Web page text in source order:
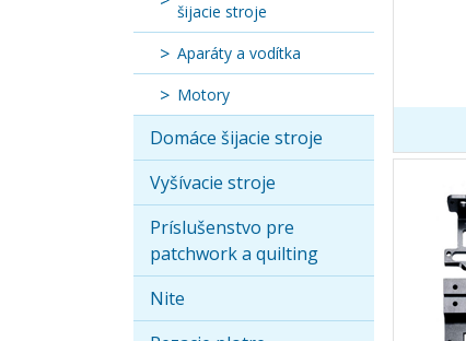
šijacie stroje
Aparáty a vodítka
Motory
Domáce šijacie stroje
Vyšívacie stroje
Príslušenstvo pre
patchwork a quilting
Nite